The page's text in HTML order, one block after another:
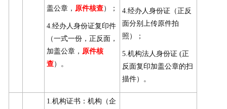
盖公章， 原件核查）；
4.经办人身份证复印件
（一式一份，正反面，
加盖公章， 原件核
查）。
4.经办人身份证（正反
面分别上传原件拍
照）；
5.机构法人身份证 (正
反面复印加盖公章的扫
描件）。
1.机构证书：机构（企